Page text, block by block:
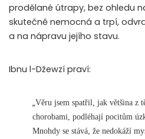
prodělané útrapy, bez ohledu
skutečně nemocná a trpí,
a na nápravu jejího stavu.
Ibnu l-Džewzí praví:
„Věru jsem spatřil, jak většina z
chorobami, podléhají pocitům
Mnohdy se stává, že nedokáží